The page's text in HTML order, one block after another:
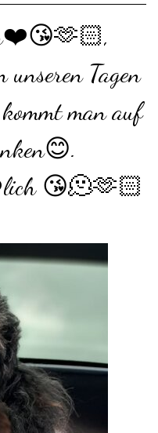
unseren Tagen
man auf
😘🫠🫶🏻